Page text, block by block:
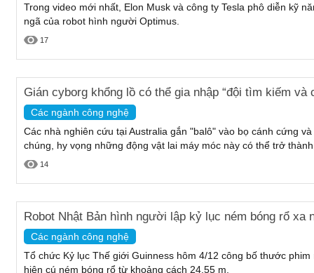
Trong video mới nhất, Elon Musk và công ty Tesla phô diễn kỹ
ngã của robot hình người Optimus.
17
Gián cyborg khổng lồ có thể gia nhập “đội tìm kiếm và
Các ngành công nghệ
Các nhà nghiên cứu tại Australia gắn "balô" vào bọ cánh cứng
chúng, hy vọng những động vật lai máy móc này có thể trở
14
Robot Nhật Bản hình người lập kỷ lục ném bóng rổ xa
Các ngành công nghệ
Tổ chức Kỷ lục Thế giới Guinness hôm 4/12 công bố thước
hiện cú ném bóng rổ từ khoảng cách 24,55 m.